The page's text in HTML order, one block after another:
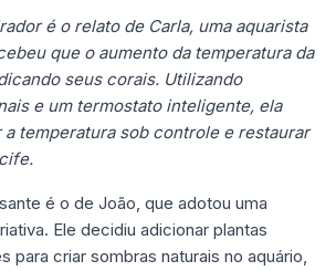
é o relato de Carla, uma aquarista
que o aumento da temperatura da
seus corais. Utilizando
e um termostato inteligente, ela
temperatura sob controle e restaurar
é o de João, que adotou uma
Ele decidiu adicionar plantas
para criar sombras naturais no aquário,